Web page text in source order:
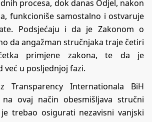
procesa, dok danas Odjel, nakon
funkcioniše samostalno i ostvaruje
Podsjećaju i da je Zakonom o
da angažman stručnjaka traje četiri
primjene zakona, te da je
u posljednjoj fazi.
Transparency Internationala BiH
ovaj način obesmišljava stručni
trebao osigurati nezavisni vanjski